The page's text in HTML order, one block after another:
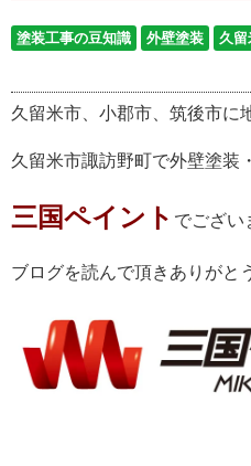
塗装工事の豆知識 外壁塗装 久留
久留米市、小郡市、筑後市に
久留米市諏訪野町で外壁塗装
三国ペイント でござい
ブログを読んで頂きありがと